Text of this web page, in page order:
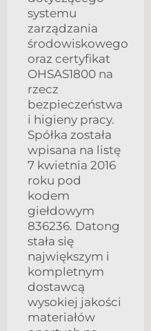
systemu
zarządzania
środowiskowego
oraz certyfikat
OHSAS1800 na
rzecz
bezpieczeństwa
i higieny pracy.
Spółka została
wpisana na listę
7 kwietnia 2016
roku pod
kodem
giełdowym
836236. Datong
stała się
największym i
kompletnym
dostawcą
wysokiej jakości
materiałów